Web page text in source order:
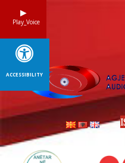
Play_Voice
ACCESSIBILITY